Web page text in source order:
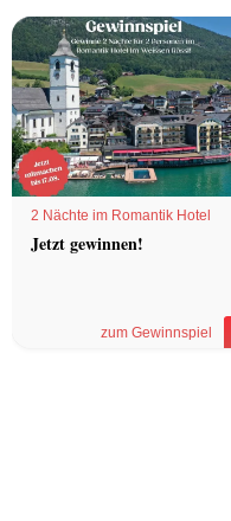
2 Nächte im Romantik Hotel
Jetzt gewinnen!
zum Gewinnspiel